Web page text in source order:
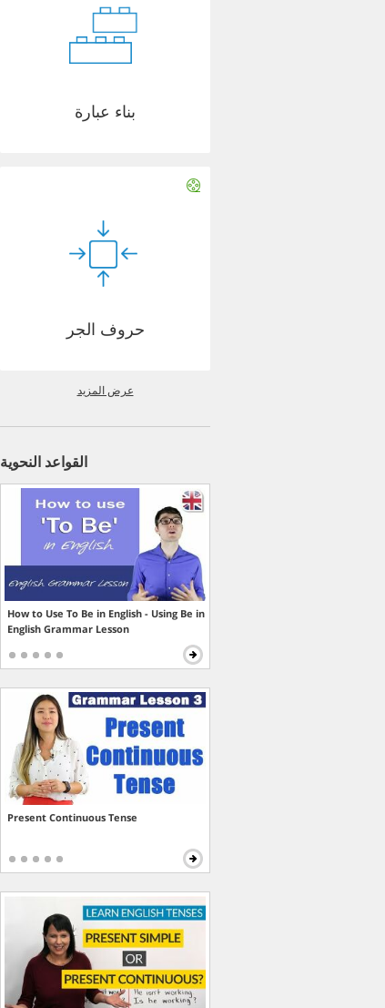
بناء عبارة
حروف الجر
عرض المزيد
القواعد النحوية
How to Use To Be in English - Using Be in
English Grammar Lesson
Present Continuous Tense